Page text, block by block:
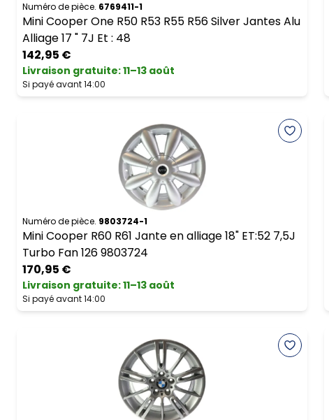
Numéro de pièce. 6769411-1
Mini Cooper One R50 R53 R55 R56 Silver Jantes Alu
Alliage 17 " 7J Et : 48
142,95 €
Livraison gratuite:11–13 août
Si payé avant 14:00
Numéro de pièce. 9803724-1
Mini Cooper R60 R61 Jante en alliage 18" ET:52 7,5J
Turbo Fan 126 9803724
170,95 €
Livraison gratuite:11–13 août
Si payé avant 14:00